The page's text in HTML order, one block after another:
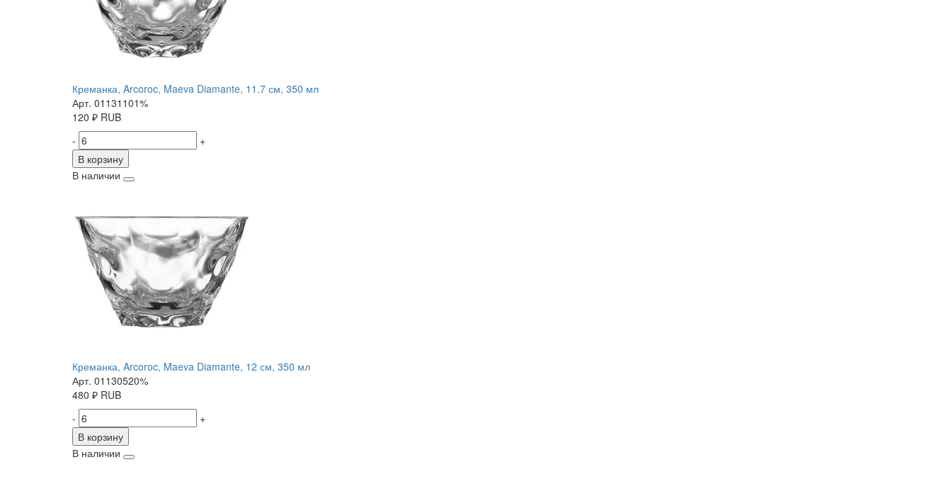
Креманка, Arcoroc, Maeva Diamante, 11.7 см, 350 мл
Арт. 01131101%
120 ₽ RUB
-
+
В корзину
В наличии
Креманка, Arcoroc, Maeva Diamante, 12 см, 350 мл
Арт. 01130520%
480 ₽ RUB
-
+
В корзину
В наличии